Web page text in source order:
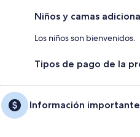
Niños y camas
Los niños son bienvenidos.
Tipos de pago de la
Información importante